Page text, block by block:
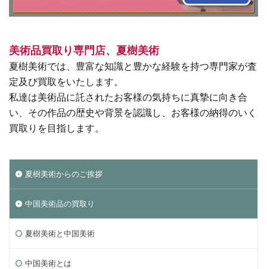
美術品買取り専門店、夏樹美術
夏樹美術では、豊富な知識と豊かな経験を持つ専門家が査
定及び買取をいたします。
私達は美術品に託されたお客様の気持ちに真摯に向き合
い、その作品の歴史や背景を認識し、お客様の納得のいく
買取りを目指します。
夏樹美術からのご挨拶
中国美術品の買取り
夏樹美術と中国美術
中国美術とは